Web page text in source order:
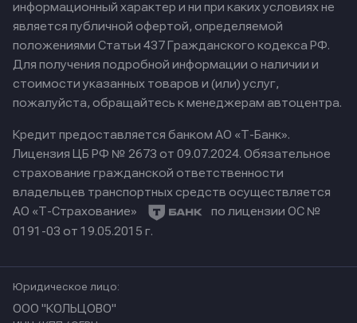
информационный характер и ни при каких условиях не
является публичной офертой, определяемой
положениями Статьи 437 Гражданского кодекса РФ.
Для получения подробной информации о наличии и
стоимости указанных товаров и (или) услуг,
пожалуйста, обращайтесь к менеджерам автоцентра.
Кредит предоставляется банком АО «Т-Банк».
Лицензия ЦБ РФ № 2673 от 09.07.2024. Обязательное
страхование гражданской ответственности
владельцев транспортных средств осуществляется
АО «Т-Страхование»
по лицензии ОС №
0191-03 от 19.05.2015 г.
Юридическое лицо:
ООО "КОЛЬЦОВО"